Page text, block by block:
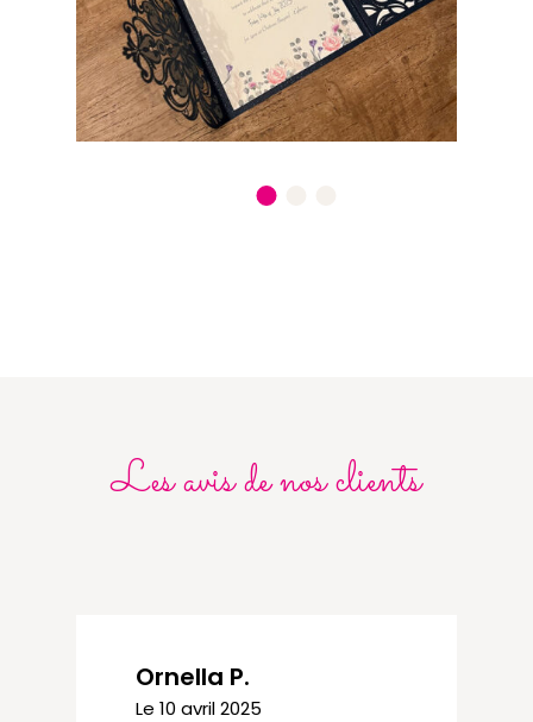
Les avis de nos clients
Ornella P.
Le 10 avril 2025